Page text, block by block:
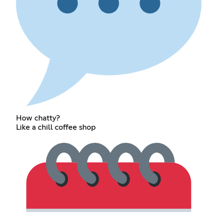
How chatty?
Like a chill coffee shop